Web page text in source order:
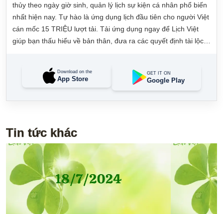
thủy theo ngày giờ sinh, quản lý lịch sự kiện cá nhân phổ biến
nhất hiện nay. Tự hào là ứng dụng lịch đầu tiên cho người Việt
cán mốc 15 TRIỆU lượt tải. Tải ứng dụng ngay để Lịch Việt
giúp bạn thấu hiểu về bản thân, đưa ra các quyết định tài lộc,
Download on the
App Store
GET IT ON
Google Play
Tin tức khác